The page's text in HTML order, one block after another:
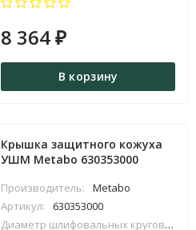
8 364₽
В корзину
Крышка защитного кожуха
УШМ Metabo 630353000
Производитель:
Metabo
Артикул:
630353000
Диаметр шлифовальных кругов: